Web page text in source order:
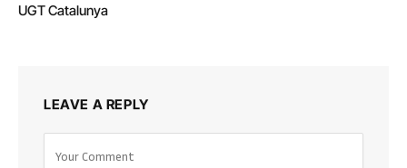
UGT Catalunya
LEAVE A REPLY